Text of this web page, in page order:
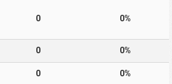
0 0%
0 0%
0 0%